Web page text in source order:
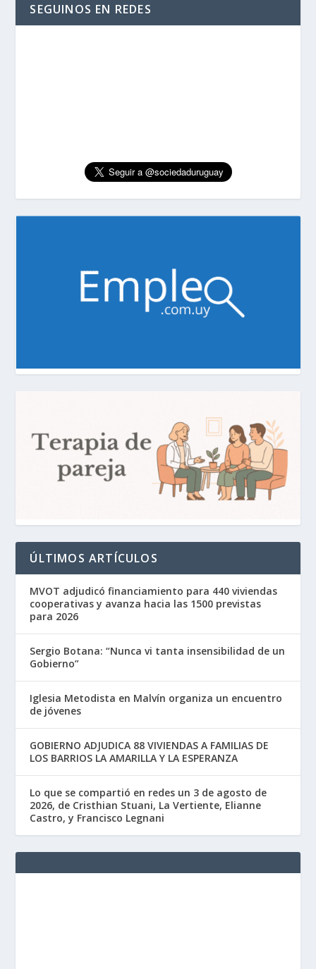
SEGUINOS EN REDES
ÚLTIMOS ARTÍCULOS
MVOT adjudicó financiamiento para 440 viviendas
cooperativas y avanza hacia las 1500 previstas
para 2026
Sergio Botana: “Nunca vi tanta insensibilidad de un
Gobierno”
Iglesia Metodista en Malvín organiza un encuentro
de jóvenes
GOBIERNO ADJUDICA 88 VIVIENDAS A FAMILIAS DE
LOS BARRIOS LA AMARILLA Y LA ESPERANZA
Lo que se compartió en redes un 3 de agosto de
2026, de Cristhian Stuani, La Vertiente, Elianne
Castro, y Francisco Legnani